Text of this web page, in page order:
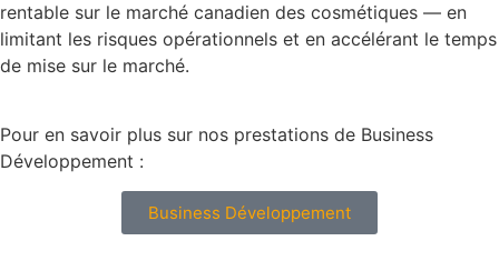
rentable sur le marché canadien des cosmétiques — en
limitant les risques opérationnels et en accélérant le temps
de mise sur le marché.
Pour en savoir plus sur nos prestations de Business
Développement :
Business Développement